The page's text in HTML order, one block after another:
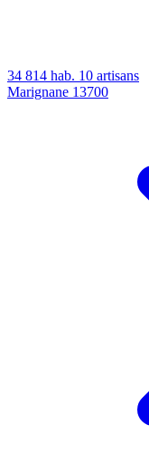
34 814 hab. 10 artisans
Marignane 13700